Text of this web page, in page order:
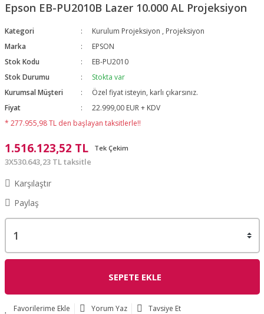
Epson EB-PU2010B Lazer 10.000 AL Projeksiyon
Kategori Kurulum Projeksiyon , Projeksiyon
Marka
EPSON
Stok Kodu
EB-PU2010
Stok Durumu
Stokta var
Kurumsal Müşteri
Özel fiyat isteyin, karlı çıkarsınız.
Fiyat
22.999,00 EUR + KDV
* 277.955,98 TL den başlayan taksitlerle!!
1.516.123,52 TL Tek Çekim
3X530.643,23 TL taksitle
Karşılaştır
Paylaş
SEPETE EKLE
Yorum Yaz Tavsiye Et